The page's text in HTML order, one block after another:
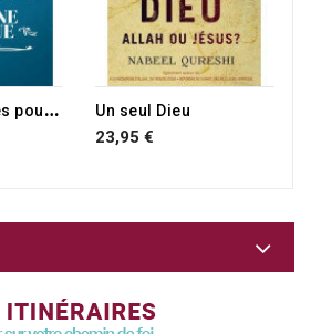
1
400 références pour mieux connaître la doctrine biblique Un seul Dieu
23,95 €